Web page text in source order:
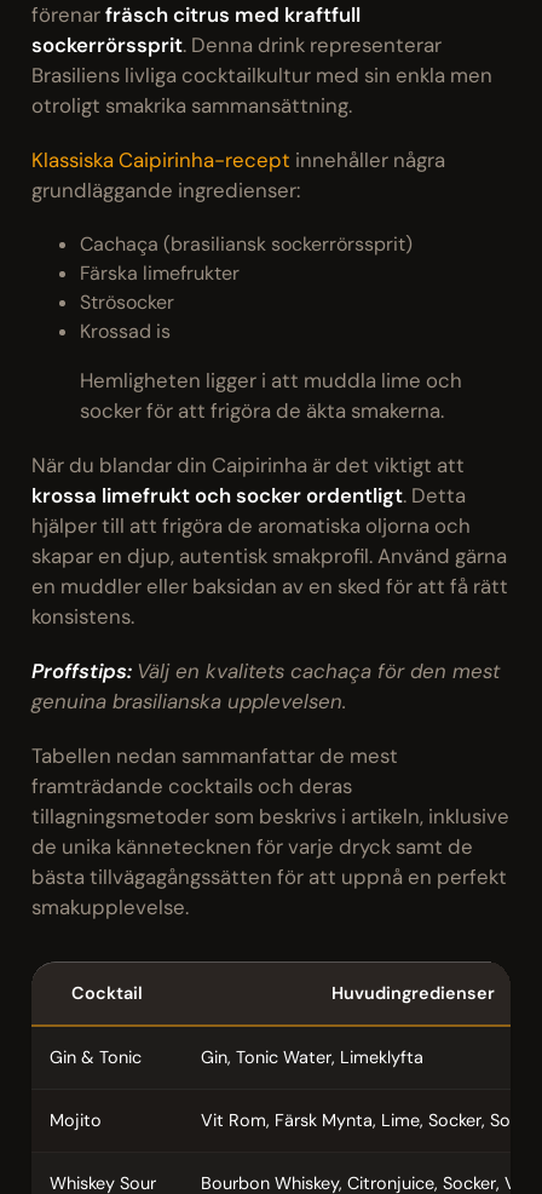
förenarfräsch citrus med kraftfull
sockerrörssprit. Denna drink representerar
Brasiliens livliga cocktailkultur med sin enkla men
otroligt smakrika sammansättning.
Klassiska Caipirinha-recept innehåller några
grundläggande ingredienser:
Cachaça (brasiliansk sockerrörssprit)
Färska limefrukter
Strösocker
Krossad is
Hemligheten ligger i att muddla lime och
socker för att frigöra de äkta smakerna.
När du blandar din Caipirinha är det viktigt att
krossa limefrukt och socker ordentligt. Detta
hjälper till att frigöra de aromatiska oljorna och
skapar en djup, autentisk smakprofil. Använd gärna
en muddler eller baksidan av en sked för att få rätt
konsistens.
Proffstips: Välj en kvalitets cachaça för den mest
genuina brasilianska upplevelsen.
Tabellen nedan sammanfattar de mest
framträdande cocktails och deras
tillagningsmetoder som beskrivs i artikeln, inklusive
de unika kännetecknen för varje dryck samt de
bästa tillvägagångssätten för att uppnå en perfekt
smakupplevelse.
Cocktail Huvudingredienser
Gin & Tonic Gin, Tonic Water, Limeklyfta
Mojito Vit Rom, Färsk Mynta, Lime, Socker,
Whiskey Sour Bourbon Whiskey, Citronjuice, Socker,